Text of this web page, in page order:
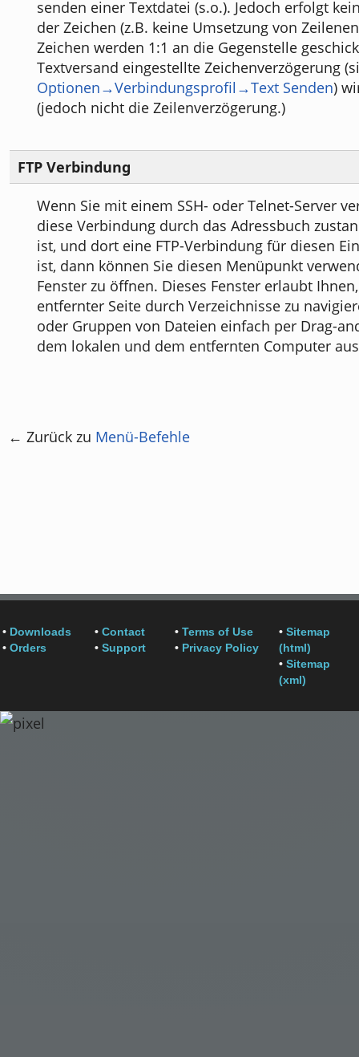
senden einer Textdatei (s.o.). Jedoch erfolgt
der Zeichen (z.B. keine Umsetzung von
Zeichen werden 1:1 an die Gegenstelle
Textversand eingestellte Zeichenverzögerung
Optionen→Verbindungsprofil→Text Senden)
(jedoch nicht die Zeilenverzögerung.)
FTP Verbindung
Wenn Sie mit einem SSH- oder Telnet-Server
diese Verbindung durch das Adressbuch
ist, und dort eine FTP-Verbindung für diesen
ist, dann können Sie diesen Menüpunkt
Fenster zu öffnen. Dieses Fenster erlaubt
entfernter Seite durch Verzeichnisse zu
oder Gruppen von Dateien einfach per Drag-
dem lokalen und dem entfernten Computer
← Zurück zu Menü-Befehle
• Downloads
• Orders
• Contact
• Support
• Terms of Use
• Privacy Policy
• Sitemap
(html)
• Sitemap
(xml)